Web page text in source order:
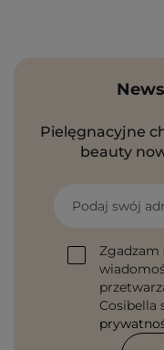
Pielęgnacyjne
beauty
Podaj swój
Zgadzam
Cosibella